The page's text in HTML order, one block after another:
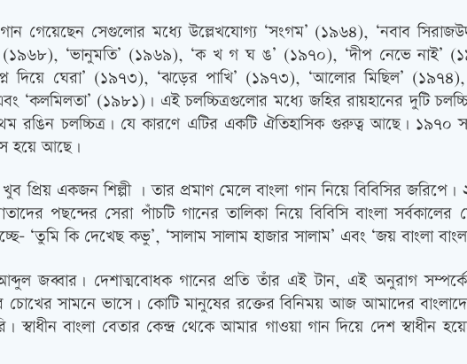
গেয়েছেন সেগুলোর মধ্যে উল্লেখযোগ্য ‘সংগম’ (১৯৬৪), ‘নবাব
‘ভানুমতি’ (১৯৬৯), ‘ক খ গ ঘ ঙ’ (১৯৭০), ‘দীপ নেভে নাই’
দিয়ে ঘেরা’ (১৯৭৩), ‘ঝড়ের পাখি’ (১৯৭৩), ‘আলোর মিছিল’
(১৯৮১)। এই চলচ্চিত্রগুলোর মধ্যে জহির রায়হানের দুটি
রঙিন চলচ্চিত্র। যে কারণে এটির একটি ঐতিহাসিক গুরুত্ব আছে। ১৯৭০
হয়ে আছে।
একজন শিল্পী । তার প্রমাণ মেলে বাংলা গান নিয়ে বিবিসির জরিপে।
পছন্দের সেরা পাঁচটি গানের তালিকা নিয়ে বিবিসি বাংলা
‘তুমি কি দেখেছ কভু’, ‘সালাম সালাম হাজার সালাম’ এবং ‘জয় বাংলা
জব্বার। দেশাত্মবোধক গানের প্রতি তাঁর এই টান, এই অনুরাগ
সামনে ভাসে। কোটি মানুষের রক্তের বিনিময় আজ আমাদের
বাংলা বেতার কেন্দ্র থেকে আমার গাওয়া গান দিয়ে দেশ